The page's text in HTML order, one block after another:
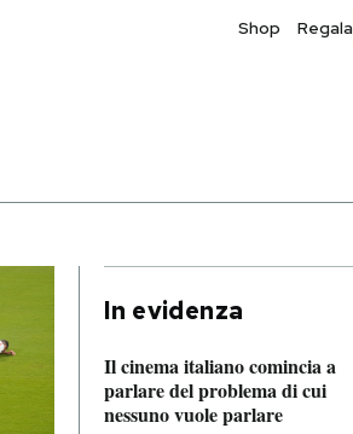
Shop Regala
In evidenza
Il cinema italiano comincia a
parlare del problema di cui
nessuno vuole parlare